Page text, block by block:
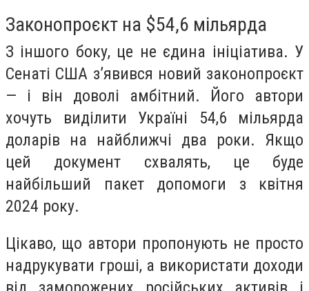
Законопроєкт на $54,6 мільярда
З іншого боку, це не єдина ініціатива. У
Сенаті США з’явився новий законопроєкт
— і він доволі амбітний. Його автори
хочуть виділити Україні 54,6 мільярда
доларів на найближчі два роки. Якщо
цей документ схвалять, це буде
найбільший пакет допомоги з квітня
2024 року.
Цікаво, що автори пропонують не просто
надрукувати гроші, а використати доходи